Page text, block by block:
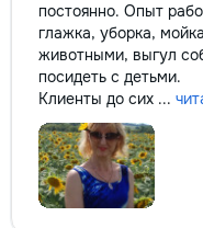
постоянно. Опыт
глажка, уборка,
животными, выгул
посидеть с детьми.
Клиенты до сих ...